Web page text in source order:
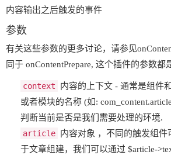
内容输出之后触发的事件
参数
有关这些参数的更多讨论，请参见
同于 onContentPrepare, 这个插件的参数都
context
内容的上下文 - 通常是组件
或者模块的名称 (如:
判断当前是否是我们需要处理的环境.
article 内容对象 ，不同的触发组
于文章组建，我们可以通过 $article-